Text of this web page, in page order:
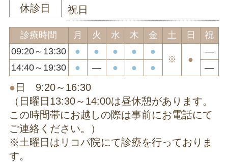
休診日 祝日
●日 9:20～16:30
（日曜日13:30～14:00は昼休憩があります。
この時間帯にお越しの際は事前にお電話にて
ご連絡ください。）
※土曜日はリコパ院にて診療を行っておりま
す。
診療時間 月 火 水 木 金 土 日
祝
09:20～13:30
● ● ● ●
●
※
●
―
14:40～19:30
● ― ● ● ● ―